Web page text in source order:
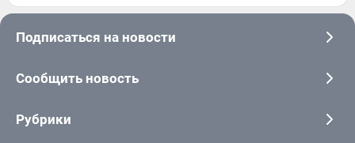
Подписаться на новости
Сообщить новость
Рубрики